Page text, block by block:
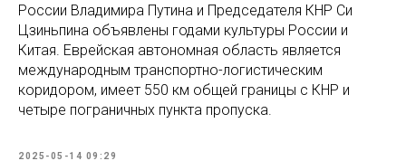
России Владимира Путина и Председателя КНР Си
Цзиньпина объявлены годами культуры России и
Китая. Еврейская автономная область является
международным транспортно-логистическим
коридором, имеет 550 км общей границы с КНР и
четыре пограничных пункта пропуска.
2025-05-14 09:29